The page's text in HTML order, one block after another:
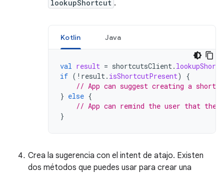
lookupShortcut .
Kotlin Java
val result = shortcutsClient.
if ( ! result. isShortcutPresent)
{
// App can suggest creating a
} else {
// App can remind the user that
}
Crea la sugerencia con el intent de atajo. Existen
dos métodos que puedes usar para crear una